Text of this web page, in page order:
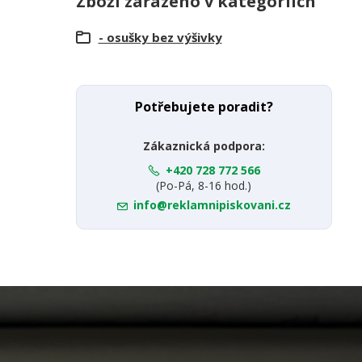
- osušky bez výšivky
Potřebujete poradit?
Zákaznická podpora:
+420 728 772 566
(Po-Pá, 8-16 hod.)
info@reklamnipiskovani.cz